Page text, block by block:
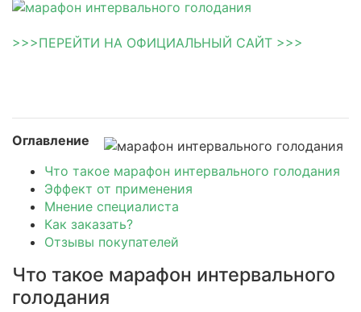
>>>ПЕРЕЙТИ НА ОФИЦИАЛЬНЫЙ САЙТ >>>
Оглавление
Что такое марафон интервального голодания
Эффект от применения
Мнение специалиста
Как заказать?
Отзывы покупателей
Что такое марафон интервального
голодания